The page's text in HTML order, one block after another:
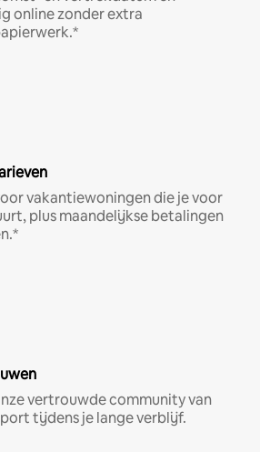
online zonder extra
vakantiewoningen die je voor
plus maandelijkse betalingen
vertrouwde community van
tijdens je lange verblijf.